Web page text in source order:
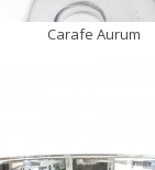
Carafe Aurum